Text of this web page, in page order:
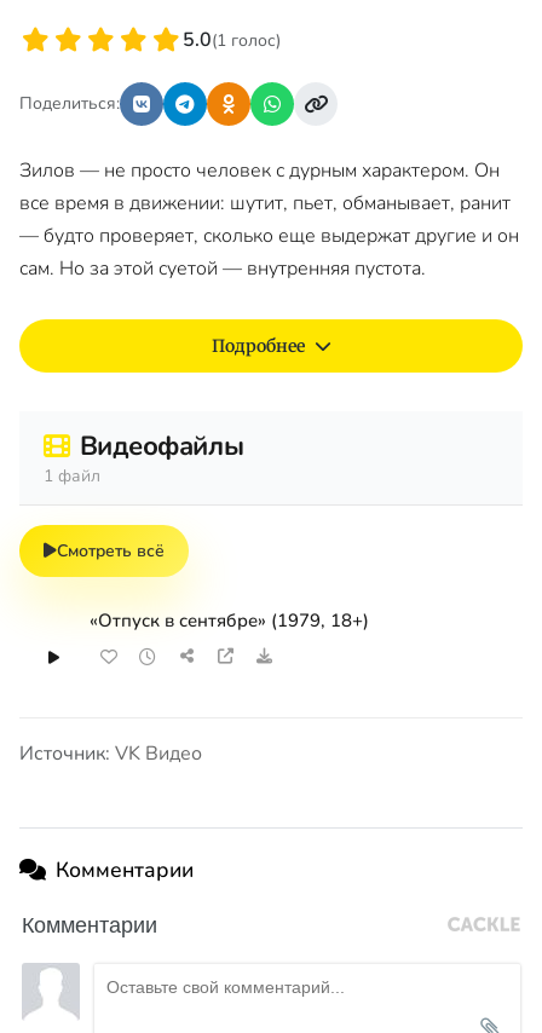
5.0(1 голос)
Поделиться:
Зилов — не просто человек с дурным характером. Он
все время в движении: шутит, пьет, обманывает, ранит
— будто проверяет, сколько еще выдержат другие и он
сам. Но за этой суетой — внутренняя пустота.
Подробнее
Видеофайлы
1 файл
Смотреть всё
«Отпуск в сентябре» (1979, 18+)
Источник: VK Видео
Комментарии
Комментарии